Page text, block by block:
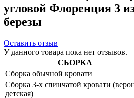
угловой Флоренция 3
березы
Оставить отзыв
У данного товара пока нет отзывов.
СБОРКА
Сборка обычной кровати
Сборка 3-х спинчатой кровати
детская)